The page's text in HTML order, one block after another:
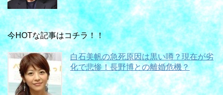
今HOTな記事はコチラ！！
白石美帆の急死原因は黒い噂？現在が劣
化で悲惨！長野博との離婚危機？